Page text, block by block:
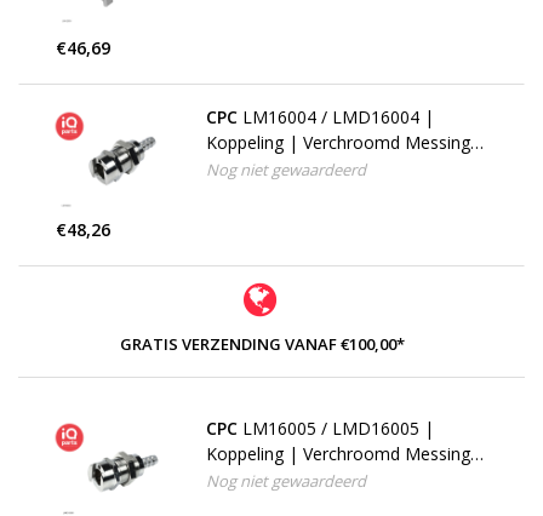
€46,69
CPC LM16004 / LMD16004 |
Koppeling | Verchroomd Messing |
6.4 mm Slangpilaar | Multi-Mount
Nog niet gewaardeerd
€48,26
GRATIS VERZENDING VANAF €100,00*
CPC LM16005 / LMD16005 |
Koppeling | Verchroomd Messing |
7.9 mm Slangpilaar | Multi-Mount
Nog niet gewaardeerd